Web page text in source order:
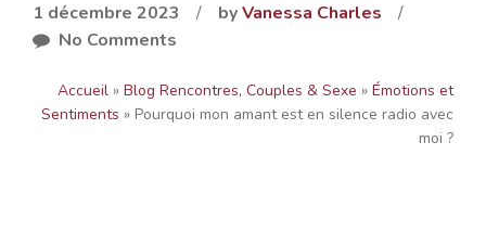
1 décembre 2023 / byVanessa Charles
/
No Comments
Accueil » Blog Rencontres, Couples & Sexe » Émotions et
Sentiments » Pourquoi mon amant est en silence radio avec
moi ?